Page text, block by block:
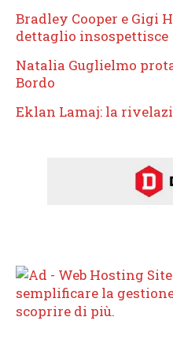
Bradley Cooper e Gigi
dettaglio insospettisce
Natalia Guglielmo
Bordo
Eklan Lamaj: la